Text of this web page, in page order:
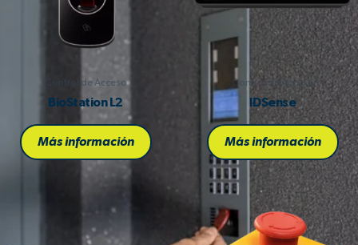
Control de Acceso
BioStation L2
Más información
Control de Acceso
IDSense
Más información